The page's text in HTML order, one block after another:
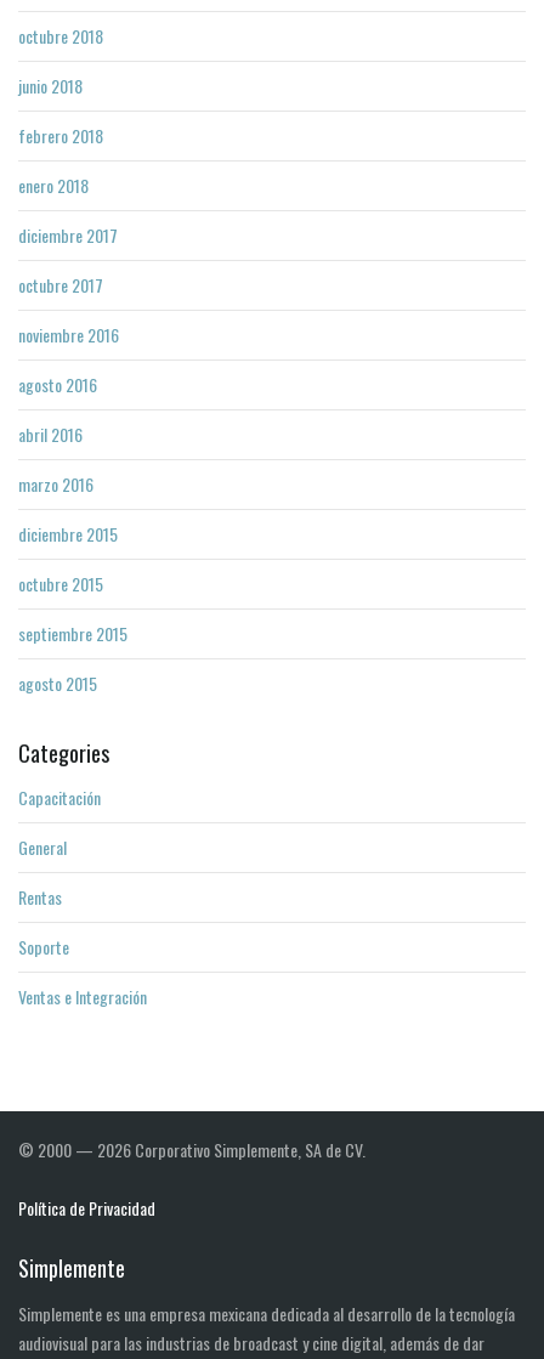
octubre 2018
junio 2018
febrero 2018
enero 2018
diciembre 2017
octubre 2017
noviembre 2016
agosto 2016
abril 2016
marzo 2016
diciembre 2015
octubre 2015
septiembre 2015
agosto 2015
Categories
Capacitación
General
Rentas
Soporte
Ventas e Integración
© 2000 — 2026 Corporativo Simplemente, SA de CV.
Política de Privacidad
Simplemente
Simplemente es una empresa mexicana dedicada al desarrollo de la tecnología
audiovisual para las industrias de broadcast y cine digital, además de dar